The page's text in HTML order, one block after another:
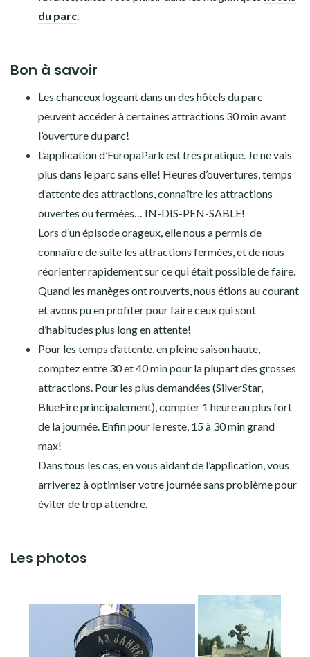
du parc.
Bon à savoir
Les chanceux logeant dans un des hôtels du parc
peuvent accéder à certaines attractions 30 min avant
l’ouverture du parc!
L’application d’EuropaPark est très pratique. Je ne vais
plus dans le parc sans elle! Heures d’ouvertures, temps
d’attente des attractions, connaître les attractions
ouvertes ou fermées… IN-DIS-PEN-SABLE!
Lors d’un épisode orageux, elle nous a permis de
connaître de suite les attractions fermées, et de nous
réorienter rapidement sur ce qui était possible de faire.
Quand les manèges ont rouverts, nous étions au courant
et avons pu en profiter pour faire ceux qui sont
d’habitudes plus long en attente!
Pour les temps d’attente, en pleine saison haute,
comptez entre 30 et 40 min pour la plupart des grosses
attractions. Pour les plus demandées (SilverStar,
BlueFire principalement), compter 1 heure au plus fort
de la journée. Enfin pour le reste, 15 à 30 min grand
max!
Dans tous les cas, en vous aidant de l’application, vous
arriverez à optimiser votre journée sans problème pour
éviter de trop attendre.
Les photos